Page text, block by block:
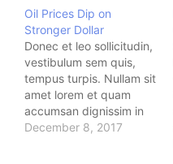
Oil Prices Dip on
Stronger Dollar
Donec et leo sollicitudin,
vestibulum sem quis,
tempus turpis. Nullam sit
amet lorem et quam
accumsan dignissim in
sit amet mauris. Nam at
December 8, 2017